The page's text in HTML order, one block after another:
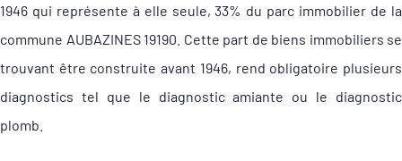
1946 qui représente à elle seule, 33% du parc immobilier de la
commune AUBAZINES 19190. Cette part de biens immobiliers se
trouvant être construite avant 1946, rend obligatoire plusieurs
diagnostics tel que le diagnostic amiante ou le diagnostic
plomb.